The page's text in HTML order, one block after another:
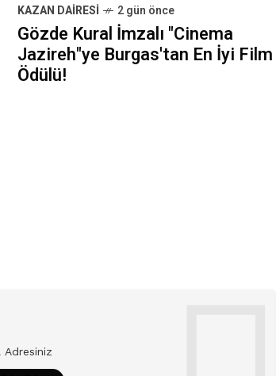
KAZAN DAIRESI 2 gün önce
Gözde Kural İmzalı "Cinema
Jazireh"ye Burgas'tan En İyi Film
Ödülü!